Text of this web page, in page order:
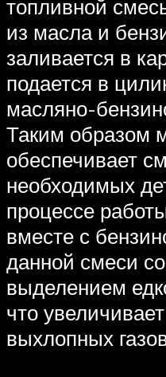
топливной
из масла и
заливается в
подается в
масляно-
Таким образом
обеспечивает
необходимых
процессе
вместе с
данной смеси
выделением
что
выхлопных